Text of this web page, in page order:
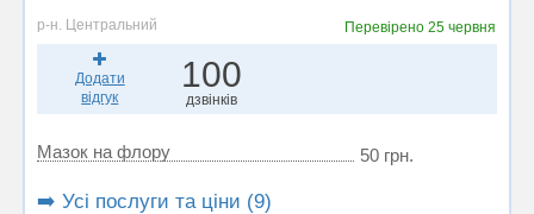
р-н. Центральний Перевірено25 червня
Додати
відгук
100
дзвінків
Мазок на флору 50 грн.
➡️ Усі послуги та ціни (9)